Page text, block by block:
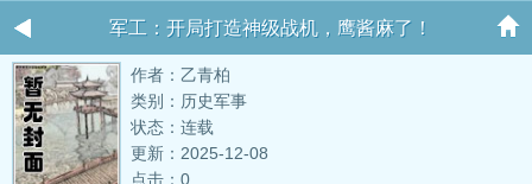
军工：开局打造神级战机，鹰酱麻了！
作者：乙青柏
类别：历史军事
状态：连载
更新：2025-12-08
点击：0